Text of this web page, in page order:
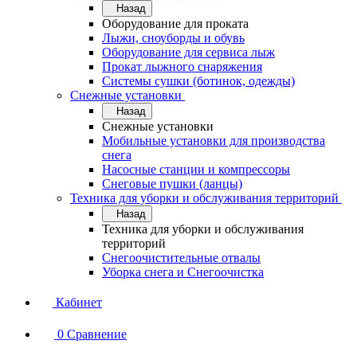
Назад
Оборудование для проката
Лыжи, сноуборды и обувь
Оборудование для сервисa лыж
Прокат лыжного снаряжения
Системы сушки (ботинок, одежды)
Снежные установки
Назад
Снежные установки
Мобильные установки для производства
снега
Насосные станции и компрессоры
Снеговые пушки (ланцы)
Техника для уборки и обслуживания территорий
Назад
Техника для уборки и обслуживания
территорий
Снегоочистительные отвалы
Уборка снега и Снегоочистка
Кабинет
0 Сравнение